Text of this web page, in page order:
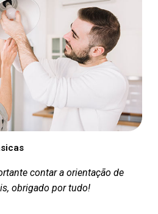
contar a orientação de
obrigado por tudo!